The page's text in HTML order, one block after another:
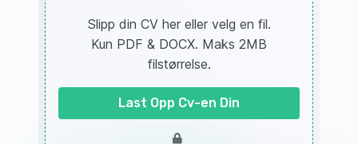
Slipp din CV her eller velg en fil.
Kun PDF & DOCX. Maks 2MB
filstørrelse.
Last Opp Cv-en Din